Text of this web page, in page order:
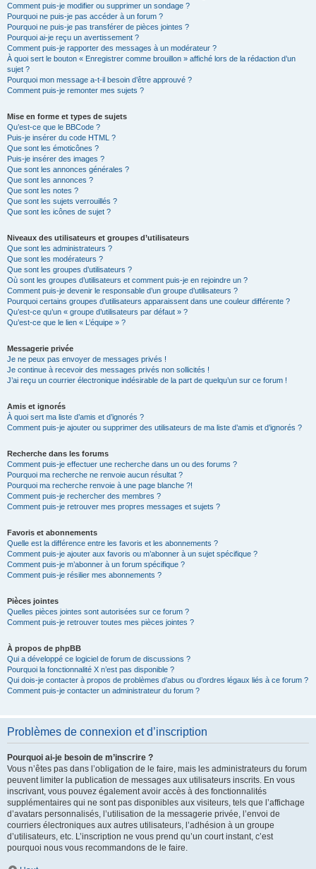
Comment puis-je modifier ou supprimer un sondage ?
Pourquoi ne puis-je pas accéder à un forum ?
Pourquoi ne puis-je pas transférer de pièces jointes ?
Pourquoi ai-je reçu un avertissement ?
Comment puis-je rapporter des messages à un modérateur ?
À quoi sert le bouton « Enregistrer comme brouillon » affiché lors de la rédaction d’un
sujet ?
Pourquoi mon message a-t-il besoin d’être approuvé ?
Comment puis-je remonter mes sujets ?
Mise en forme et types de sujets
Qu’est-ce que le BBCode ?
Puis-je insérer du code HTML ?
Que sont les émoticônes ?
Puis-je insérer des images ?
Que sont les annonces générales ?
Que sont les annonces ?
Que sont les notes ?
Que sont les sujets verrouillés ?
Que sont les icônes de sujet ?
Niveaux des utilisateurs et groupes d’utilisateurs
Que sont les administrateurs ?
Que sont les modérateurs ?
Que sont les groupes d’utilisateurs ?
Où sont les groupes d’utilisateurs et comment puis-je en rejoindre un ?
Comment puis-je devenir le responsable d’un groupe d’utilisateurs ?
Pourquoi certains groupes d’utilisateurs apparaissent dans une couleur différente ?
Qu’est-ce qu’un « groupe d’utilisateurs par défaut » ?
Qu’est-ce que le lien « L’équipe » ?
Messagerie privée
Je ne peux pas envoyer de messages privés !
Je continue à recevoir des messages privés non sollicités !
J’ai reçu un courrier électronique indésirable de la part de quelqu’un sur ce forum !
Amis et ignorés
À quoi sert ma liste d’amis et d’ignorés ?
Comment puis-je ajouter ou supprimer des utilisateurs de ma liste d’amis et d’ignorés ?
Recherche dans les forums
Comment puis-je effectuer une recherche dans un ou des forums ?
Pourquoi ma recherche ne renvoie aucun résultat ?
Pourquoi ma recherche renvoie à une page blanche ?!
Comment puis-je rechercher des membres ?
Comment puis-je retrouver mes propres messages et sujets ?
Favoris et abonnements
Quelle est la différence entre les favoris et les abonnements ?
Comment puis-je ajouter aux favoris ou m’abonner à un sujet spécifique ?
Comment puis-je m’abonner à un forum spécifique ?
Comment puis-je résilier mes abonnements ?
Pièces jointes
Quelles pièces jointes sont autorisées sur ce forum ?
Comment puis-je retrouver toutes mes pièces jointes ?
À propos de phpBB
Qui a développé ce logiciel de forum de discussions ?
Pourquoi la fonctionnalité X n’est pas disponible ?
Qui dois-je contacter à propos de problèmes d’abus ou d’ordres légaux liés à ce forum ?
Comment puis-je contacter un administrateur du forum ?
Problèmes de connexion et d’inscription
Pourquoi ai-je besoin de m’inscrire ?
Vous n’êtes pas dans l’obligation de le faire, mais les administrateurs du forum
peuvent limiter la publication de messages aux utilisateurs inscrits. En vous
inscrivant, vous pouvez également avoir accès à des fonctionnalités
supplémentaires qui ne sont pas disponibles aux visiteurs, tels que l’affichage
d’avatars personnalisés, l’utilisation de la messagerie privée, l’envoi de
courriers électroniques aux autres utilisateurs, l’adhésion à un groupe
d’utilisateurs, etc. L’inscription ne vous prend qu’un court instant, c’est
pourquoi nous vous recommandons de le faire.